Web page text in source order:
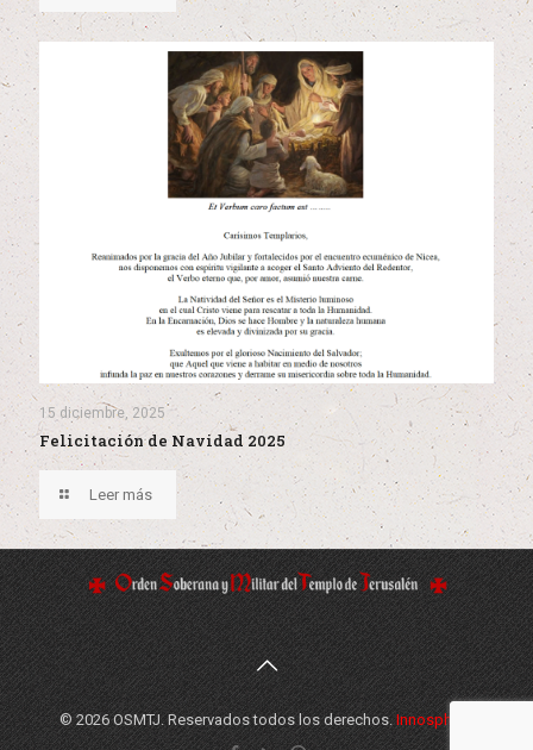
15 diciembre, 2025
Felicitación de Navidad 2025
Leer más
© 2026 OSMTJ. Reservados todos los derechos. Innosphere